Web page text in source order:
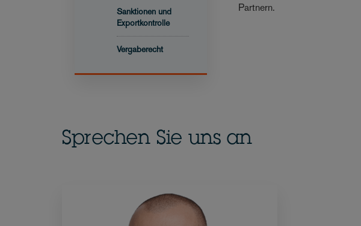
Sanktionen und
Exportkontrolle
Vergaberecht
Partnern.
Sprechen Sie uns an